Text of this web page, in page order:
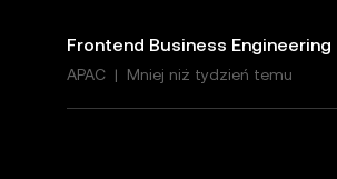
Frontend Business
APAC | Mniej niż tydzień temu